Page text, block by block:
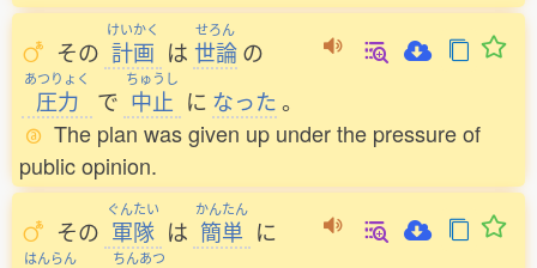
その
けいかく
計画 は
せろん
世論 の
あつりょく
圧力 で
ちゅうし
中止 に なった。
The plan was given up under the pressure of
public opinion.
その
ぐんたい
軍隊 は
かんたん
簡単 に
はんらん ちんあつ